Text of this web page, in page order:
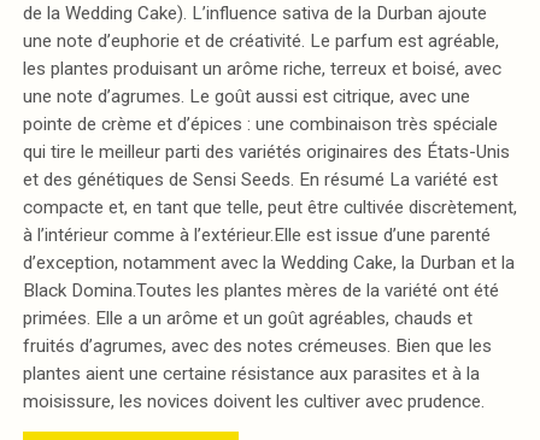
de la Wedding Cake). L’influence sativa de la Durban ajoute
une note d’euphorie et de créativité. Le parfum est agréable,
les plantes produisant un arôme riche, terreux et boisé, avec
une note d’agrumes. Le goût aussi est citrique, avec une
pointe de crème et d’épices : une combinaison très spéciale
qui tire le meilleur parti des variétés originaires des États-Unis
et des génétiques de Sensi Seeds. En résumé La variété est
compacte et, en tant que telle, peut être cultivée discrètement,
à l’intérieur comme à l’extérieur.Elle est issue d’une parenté
d’exception, notamment avec la Wedding Cake, la Durban et la
Black Domina.Toutes les plantes mères de la variété ont été
primées. Elle a un arôme et un goût agréables, chauds et
fruités d’agrumes, avec des notes crémeuses. Bien que les
plantes aient une certaine résistance aux parasites et à la
moisissure, les novices doivent les cultiver avec prudence.